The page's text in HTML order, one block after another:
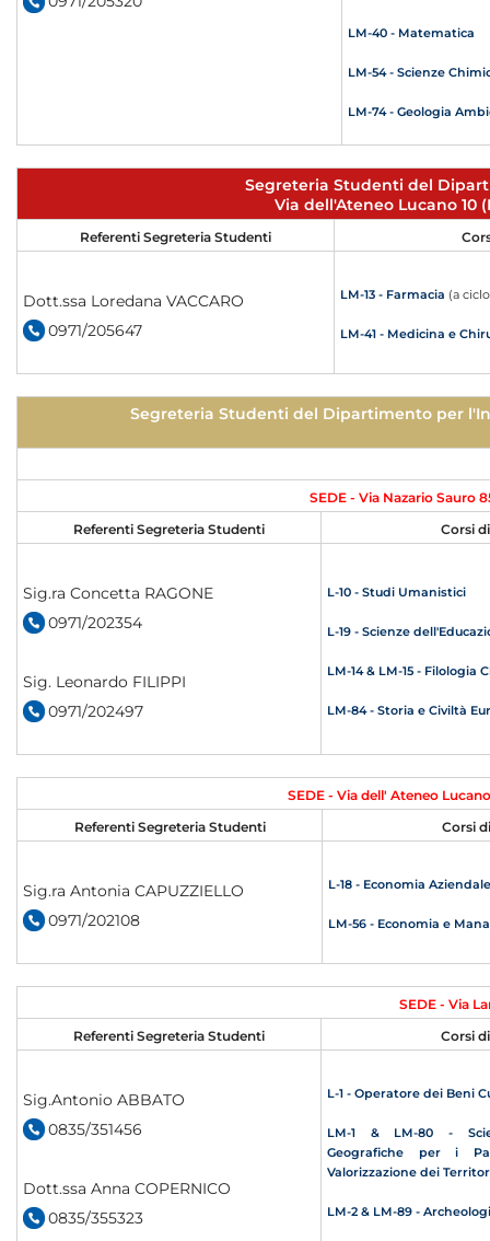
LM-40 - Matematica
LM-54 - Scienze
LM-74 - Geologia
Segreteria Studenti del
Via dell'Ateneo Lucano 10
Referenti Segreteria Studenti
Dott.ssa Loredana VACCARO
0971/205647
LM-13 - Farmacia (a
LM-41 - Medicina e
Segreteria Studenti del Dipartimento per
SEDE - Via Nazario Sauro
Referenti Segreteria Studenti
Corsi
Sig.ra Concetta RAGONE
0971/202354
Sig. Leonardo FILIPPI
0971/202497
L-10 - Studi Umanistici
L-19 - Scienze
LM-14 & LM-15 - Filologia
LM-84 - Storia e Civiltà
SEDE - Via dell' Ateneo
Referenti Segreteria Studenti
Corsi
Sig.ra Antonia CAPUZZIELLO
0971/202108
L-18 - Economia Aziendale
LM-56 - Economia e
SEDE - Via
Referenti Segreteria Studenti
Corsi
Sig.Antonio ABBATO
0835/351456
Dott.ssa Anna COPERNICO
0835/355323
L-1 - Operatore dei Beni
LM-1 & LM-80 -
Geografiche per i
Valorizzazione dei
LM-2 & LM-89 -